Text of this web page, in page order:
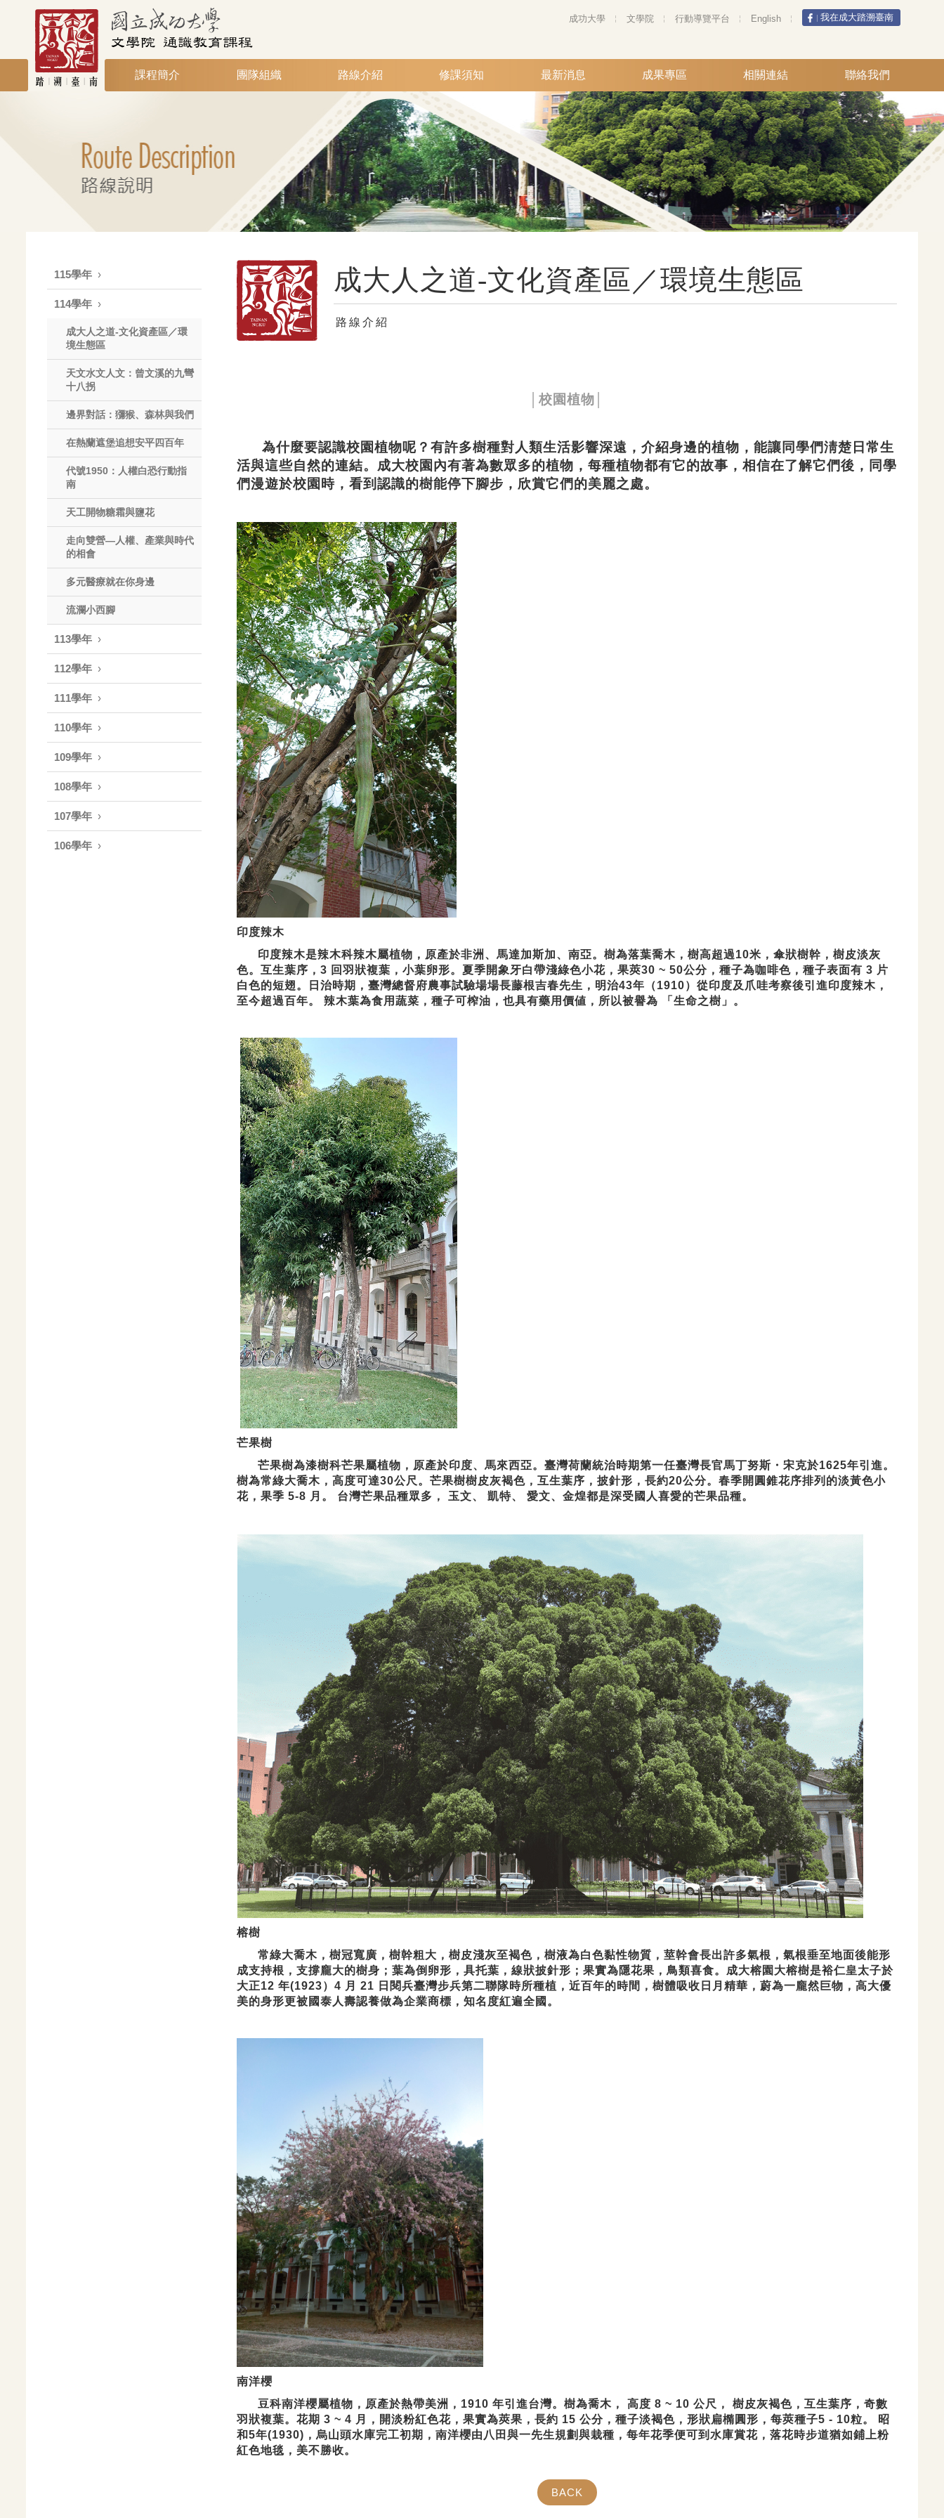
成功大學 文學院 行動導覽平台 English 我在成大踏溯臺南
課程簡介 團隊組織 路線介紹 修課須知 最新消息 成果專區 相關連結 聯絡我們
115學年
114學年
成大人之道-文化資產區／環
境生態區
天文水文人文：曾文溪的九彎
十八拐
邊界對話：獼猴、森林與我們
在熱蘭遮堡追想安平四百年
代號1950：人權白恐行動指
南
天工開物糖霜與鹽花
走向雙營—人權、產業與時代
的相會
多元醫療就在你身邊
流瀾小西腳
113學年
112學年
111學年
110學年
109學年
108學年
107學年
106學年
成大人之道-文化資產區／環境生態區
路線介紹
│校園植物│
為什麼要認識校園植物呢？有許多樹種對人類生活影響深遠，介紹身邊的植物，能讓同學們淸楚日常生
活與這些自然的連結。成大校園內有著為數眾多的植物，每種植物都有它的故事，相信在了解它們後，同學
們漫遊於校園時，看到認識的樹能停下腳步， 欣賞它們的美麗之處。
印度辣木
印度辣木是辣木科辣木屬植物，原產於非洲、馬達加斯加、南亞。樹為落葉喬木，樹高超過10米，傘狀樹幹，樹皮淡灰
色。互生葉序，3 回羽狀複葉，小葉卵形。夏季開象牙白帶淺綠色小花，果莢30 ~ 50公分，種子為咖啡色，種子表面有 3 片
白色的短翅。日治時期，臺灣總督府農事試驗場場長藤根吉春先生，明治43年（1910）從印度及爪哇考察後引進印度辣木，
至今超過百年。 辣木葉為食用蔬菜，種子可榨油，也具有藥用價値，所以被譽為 「生命之樹」。
芒果樹
芒果樹為漆樹科芒果屬植物，原產於印度、馬來西亞。臺灣荷蘭統治時期第一任臺灣長官馬丁努斯・宋克於1625年引進。
樹為常綠大喬木，高度可達30公尺。芒果樹樹皮灰褐色，互生葉序，披針形，長約20公分。春季開圓錐花序排列的淡黃色小
花，果季 5-8 月。 台灣芒果品種眾多， 玉文、 凱特、 愛文、金煌都是深受國人喜愛的芒果品種。
榕樹
常綠大喬木，樹冠寬廣，樹幹粗大，樹皮淺灰至褐色，樹液為白色黏性物質，莖幹會長出許多氣根，氣根垂至地面後能形
成支持根，支撐龐大的樹身；葉為倒卵形， 具托葉，線狀披針形；果實為隱花果，鳥類喜食。成大榕園大榕樹是裕仁皇太子於
大正12 年(1923）4 月 21 日閱兵臺灣步兵第二聯隊時所種植，近百年的時間，樹體吸收日月精華，蔚為一龐然巨物，高大優
美的身形更被國泰人壽認養做為企業商標，知名度紅遍全國。
南洋櫻
豆科南洋櫻屬植物，原產於熱帶美洲，1910 年引進台灣。樹為喬木， 高度 8 ~ 10 公尺， 樹皮灰褐色，互生葉序，奇數
羽狀複葉。花期 3 ~ 4 月，開淡粉紅色花，果實為莢果，長約 15 公分，種子淡褐色，形狀扁橢圓形， 每莢種子5 - 10粒。 昭
和5年(1930)，烏山頭水庫完工初期，南洋櫻由八田與一先生規劃與栽種，每年花季便可到 水庫賞花，落花時步道猶如鋪上粉
紅色地毯，美不勝收。
BACK